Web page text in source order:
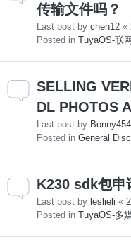
传输文件吗？
Last post by chen12 «
Posted in TuyaOS-联
SELLING
DL PHOTOS
Last post by Bonny454
Posted in General
K230 sdk包申
Last post by leslieli «
Posted in TuyaOS-多